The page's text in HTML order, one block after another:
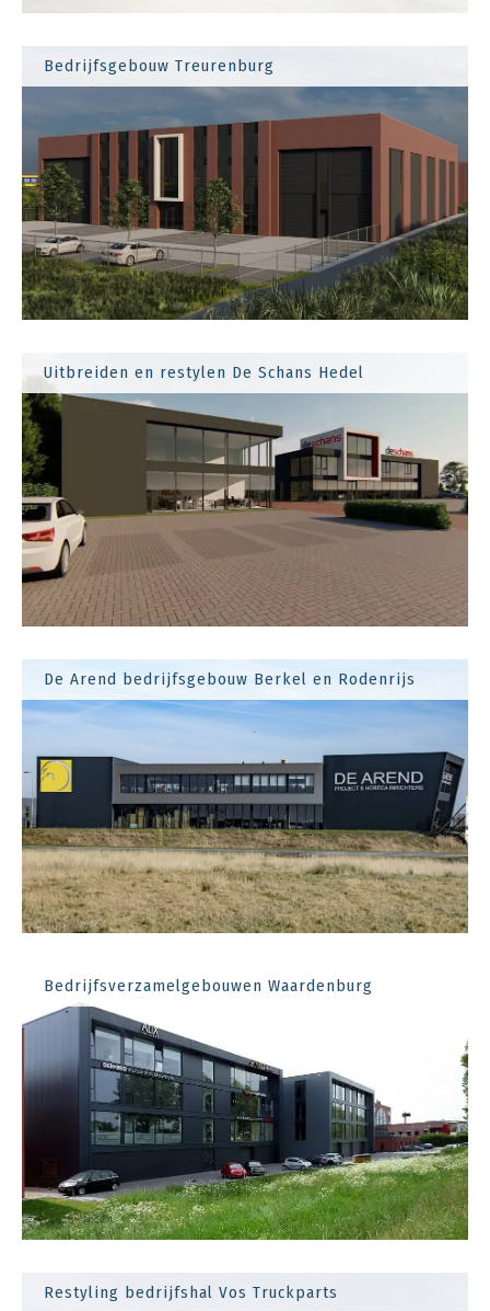
Bedrijfsgebouw Treurenburg
Uitbreiden en restylen De Schans Hedel
De Arend bedrijfsgebouw Berkel en Rodenrijs
Bedrijfsverzamelgebouwen Waardenburg
Restyling bedrijfshal Vos Truckparts